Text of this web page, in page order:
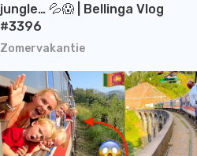
Zomervakantie
jungle… 💦😱 | Bellinga Vlog
#3396